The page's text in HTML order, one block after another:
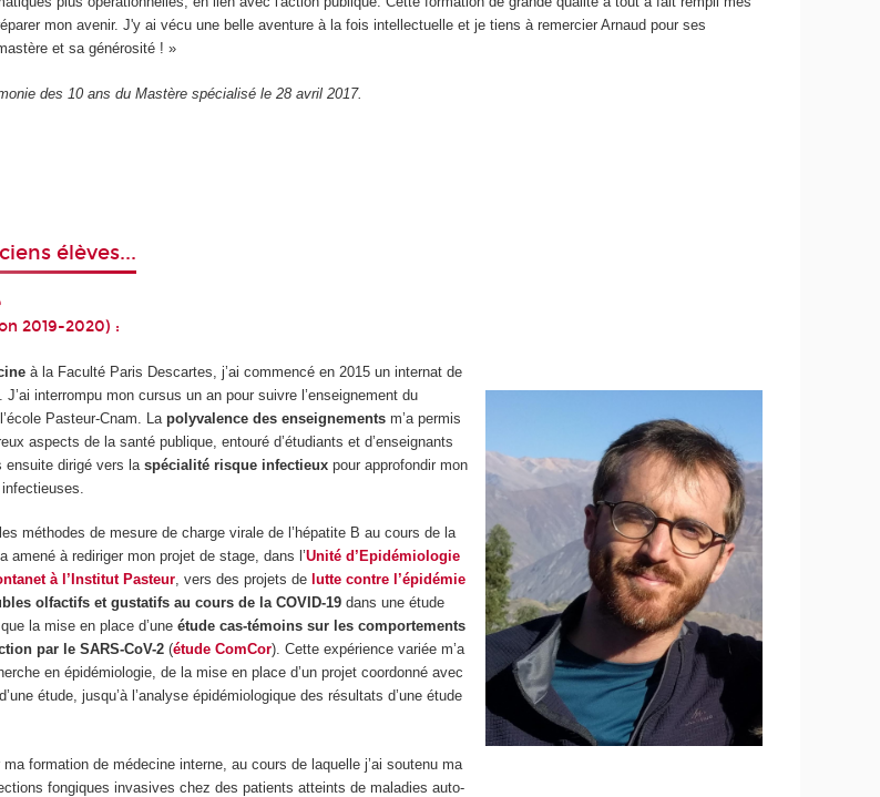
mon avenir. J'y ai vécu une belle aventure à la fois intellectuelle et je tiens à remercier Arnaud pour ses
et sa générosité ! »
des 10 ans du Mastère spécialisé le 28 avril 2017.
élèves...
2019-2020) :
à la Faculté Paris Descartes, j’ai commencé en 2015 un internat de
interrompu mon cursus un an pour suivre l’enseignement du
Pasteur-Cnam. Lapolyvalence des enseignements m’a permis
aspects de la santé publique, entouré d’étudiants et d’enseignants
ensuite dirigé vers laspécialité risque infectieux pour approfondir mon
méthodes de mesure de charge virale de l’hépatite B au cours de la
amené à rediriger mon projet de stage, dans l’Unité d’Epidémiologie
à l’Institut Pasteur, vers des projets de lutte contre l’épidémie
olfactifs et gustatifs au cours de la COVID-19 dans une étude
la mise en place d’uneétude cas-témoins sur les comportements
par le SARS-CoV-2 (étude ComCor). Cette expérience variée m’a
en épidémiologie, de la mise en place d’un projet coordonné avec
étude, jusqu’à l’analyse épidémiologique des résultats d’une étude
formation de médecine interne, au cours de laquelle j’ai soutenu ma
fongiques invasives chez des patients atteints de maladies auto-